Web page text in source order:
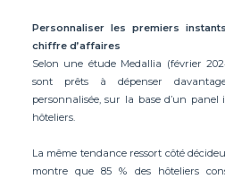
Personnaliser les premiers
chiffre d’affaires
Selon une étude Medallia (février
sont prêts à dépenser
personnalisée, sur la base d’un
hôteliers.
La même tendance ressort côté
montre que 85 % des hôteliers